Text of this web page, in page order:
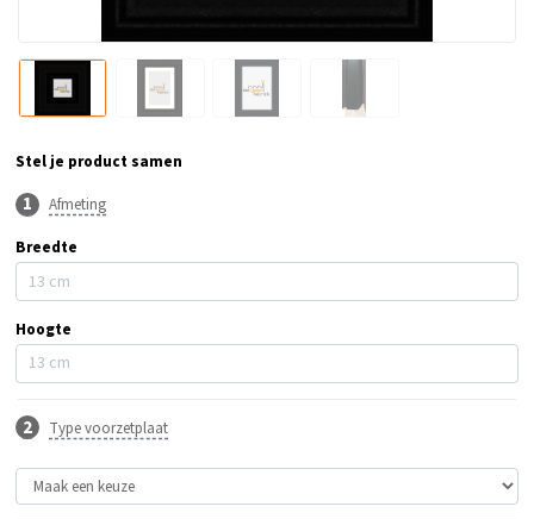
Stel je product samen
Afmeting
Breedte
Hoogte
Type voorzetplaat